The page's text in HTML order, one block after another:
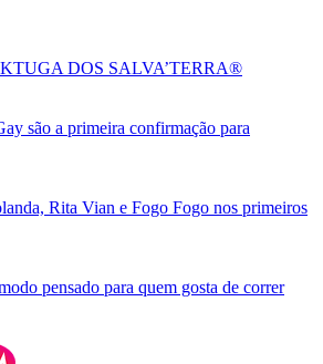
DOS SALVA’TERRA®
são a primeira confirmação para
Rita Vian e Fogo Fogo nos primeiros
pensado para quem gosta de correr